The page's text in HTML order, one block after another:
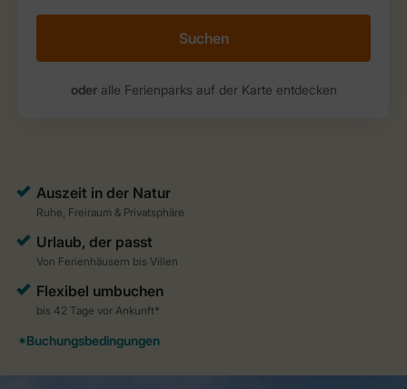
Suchen
oderalle Ferienparks auf der Karte entdecken